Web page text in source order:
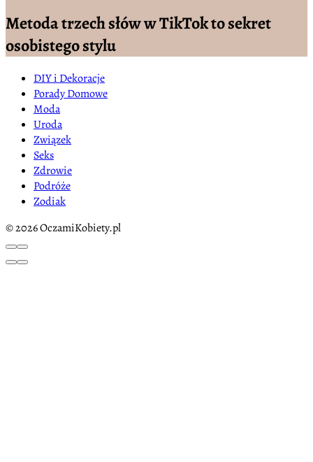
Metoda trzech słów w TikTok to sekret
osobistego stylu
DIY i Dekoracje
Porady Domowe
Moda
Uroda
Związek
Seks
Zdrowie
Podróże
Zodiak
© 2026 OczamiKobiety.pl